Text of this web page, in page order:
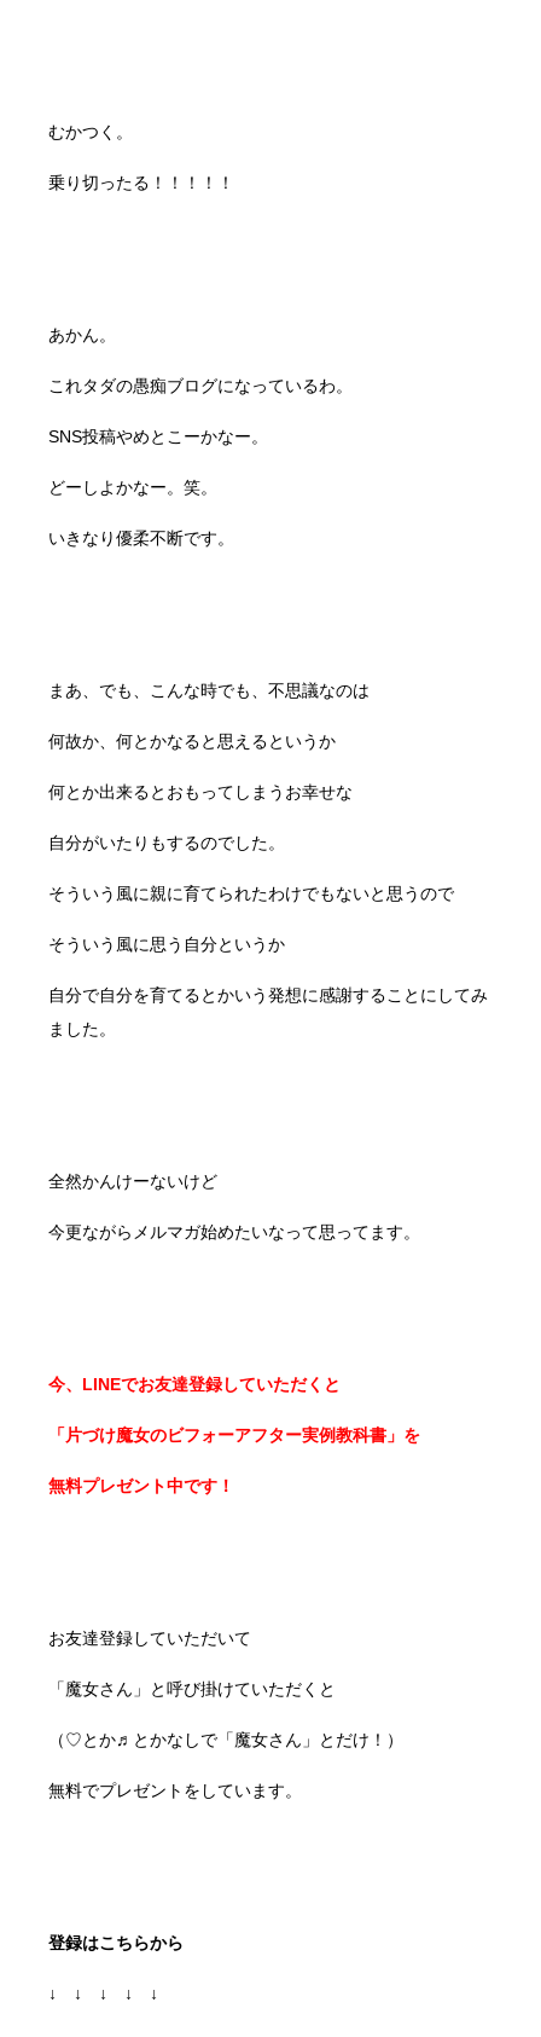
むかつく。
乗り切ったる！！！！！
あかん。
これタダの愚痴ブログになっているわ。
SNS投稿やめとこーかなー。
どーしよかなー。笑。
いきなり優柔不断です。
まあ、でも、こんな時でも、不思議なのは
何故か、何とかなると思えるというか
何とか出来るとおもってしまうお幸せな
自分がいたりもするのでした。
そういう風に親に育てられたわけでもないと思うので
そういう風に思う自分というか
自分で自分を育てるとかいう発想に感謝することにしてみ
ました。
全然かんけーないけど
今更ながらメルマガ始めたいなって思ってます。
今、LINEでお友達登録していただくと
「片づけ魔女のビフォーアフター実例教科書」を
無料プレゼント中です！
お友達登録していただいて
「魔女さん」と呼び掛けていただくと
（♡とか♬とかなしで「魔女さん」とだけ！）
無料でプレゼントをしています。
登録はこちらから
↓ ↓ ↓ ↓ ↓